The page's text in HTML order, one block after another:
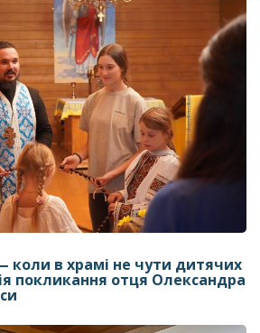
коли в храмі не чути дитячих
покликання отця Олександра